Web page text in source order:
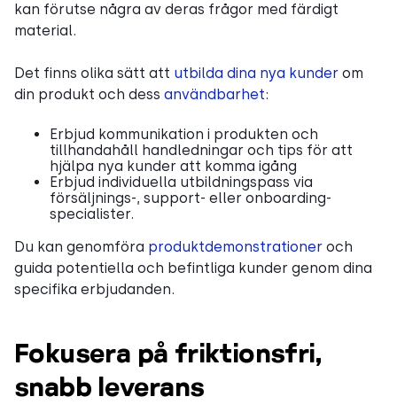
kan förutse några av deras frågor med färdigt
material.
Det finns olika sätt att utbilda dina nya kunder om
din produkt och dess användbarhet:
Erbjud kommunikation i produkten och
tillhandahåll handledningar och tips för att
hjälpa nya kunder att komma igång
Erbjud individuella utbildningspass via
försäljnings-, support- eller onboarding-
specialister.
Du kan genomföra produktdemonstrationer och
guida potentiella och befintliga kunder genom dina
specifika erbjudanden.
Fokusera på friktionsfri,
snabb leverans